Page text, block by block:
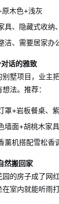
木色+浅灰
具、隐藏式收纳
洁、需要居家办
话的雅致
墅项目，业主
法。推荐：
罩+岩板餐桌、
墙面+胡桃木家
薰机搭配雪松香
然搬回家
的房子成了网
室内就能听雨